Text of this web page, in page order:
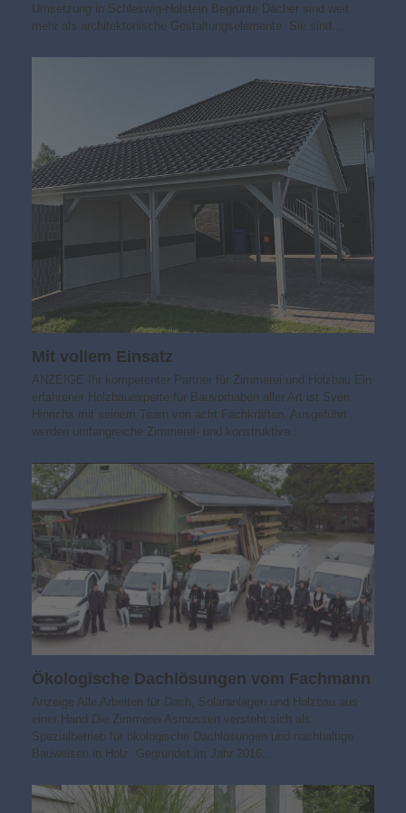
Umsetzung in Schleswig-Holstein Begrünte Dächer sind weit
mehr als architektonische Gestaltungselemente. Sie sind…
Mit vollem Einsatz
ANZEIGE Ihr kompetenter Partner für Zimmerei und Holzbau Ein
erfahrener Holzbauexperte für Bauvorhaben aller Art ist Sven
Hinrichs mit seinem Team von acht Fachkräften. Ausgeführt
werden umfangreiche Zimmerei- und konstruktive…
Ökologische Dachlösungen vom Fachmann
Anzeige Alle Arbeiten für Dach, Solaranlagen und Holzbau aus
einer Hand Die Zimmerei Asmussen versteht sich als
Spezialbetrieb für ökologische Dachlösungen und nachhaltige
Bauweisen in Holz. Gegründet im Jahr 2016,…